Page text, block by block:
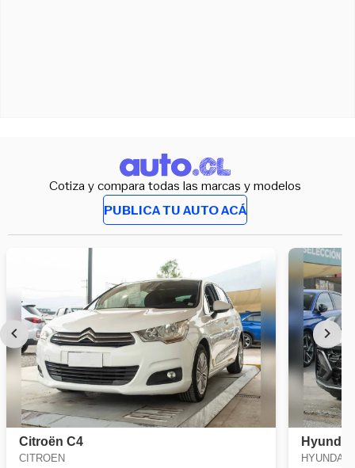
Cotiza y compara todas las marcas y modelos
PUBLICA TU AUTO ACÁ